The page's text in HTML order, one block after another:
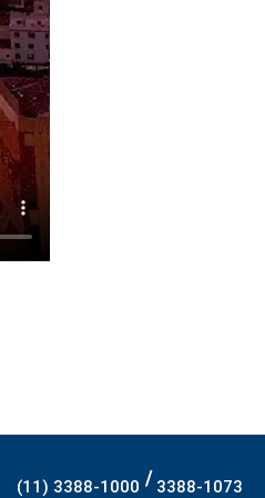
(11) 3388-1000 / 3388-1073